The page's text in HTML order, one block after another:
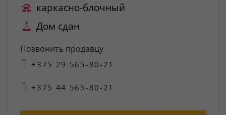
каркасно-блочный
Дом сдан
Позвонить продавцу
+375 29 565-80-21
+375 44 565-80-21